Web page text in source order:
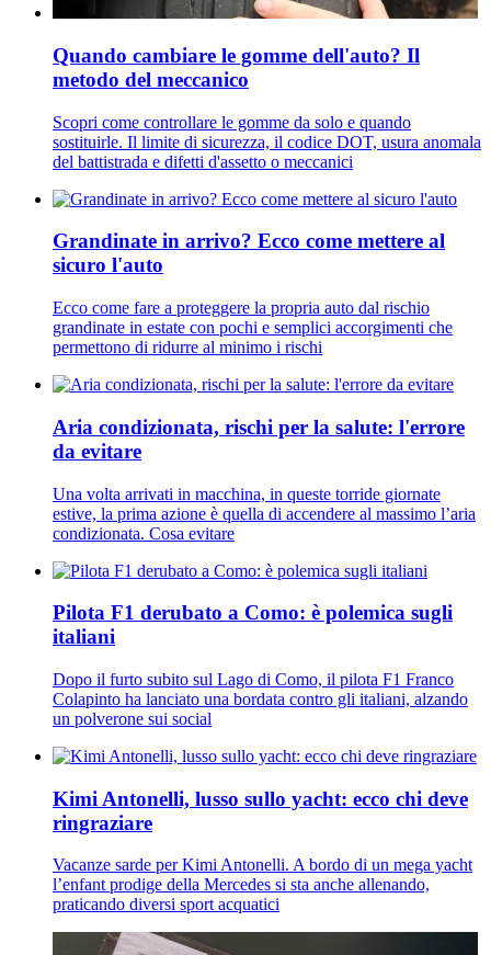
Quando cambiare le gomme dell'auto? Il
metodo del meccanico
Scopri come controllare le gomme da solo e quando
sostituirle. Il limite di sicurezza, il codice DOT, usura anomala
del battistrada e difetti d'assetto o meccanici
Grandinate in arrivo? Ecco come mettere al
sicuro l'auto
Ecco come fare a proteggere la propria auto dal rischio
grandinate in estate con pochi e semplici accorgimenti che
permettono di ridurre al minimo i rischi
Aria condizionata, rischi per la salute: l'errore
da evitare
Una volta arrivati in macchina, in queste torride giornate
estive, la prima azione è quella di accendere al massimo l’aria
condizionata. Cosa evitare
Pilota F1 derubato a Como: è polemica sugli
italiani
Dopo il furto subito sul Lago di Como, il pilota F1 Franco
Colapinto ha lanciato una bordata contro gli italiani, alzando
un polverone sui social
Kimi Antonelli, lusso sullo yacht: ecco chi deve
ringraziare
Vacanze sarde per Kimi Antonelli. A bordo di un mega yacht
l’enfant prodige della Mercedes si sta anche allenando,
praticando diversi sport acquatici